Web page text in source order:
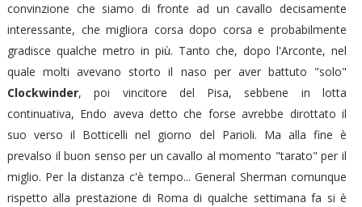
convinzione che siamo di fronte ad un cavallo decisamente
interessante, che migliora corsa dopo corsa e probabilmente
gradisce qualche metro in più. Tanto che, dopo l'Arconte, nel
quale molti avevano storto il naso per aver battuto "solo"
Clockwinder, poi vincitore del Pisa, sebbene in lotta
continuativa, Endo aveva detto che forse avrebbe dirottato il
suo verso il Botticelli nel giorno del Parioli. Ma alla fine è
prevalso il buon senso per un cavallo al momento "tarato" per il
miglio. Per la distanza c'è tempo... General Sherman comunque
rispetto alla prestazione di Roma di qualche settimana fa si è